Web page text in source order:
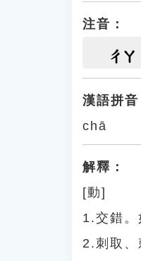
注音：
ㄔㄚ
漢語拼音
chā
解釋：
[動]
1.交錯。
2.刺取、